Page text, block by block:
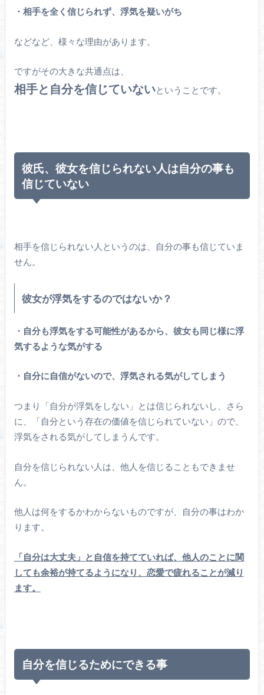
・相手を全く信じられず、浮気を疑いがち
などなど、様々な理由があります。
ですがその大きな共通点は、
相手と自分を信じていないということです。
彼氏、彼女を信じられない人は自分の事も
信じていない
相手を信じられない人というのは、自分の事も信じていま
せん。
彼女が浮気をするのではないか？
・自分も浮気をする可能性があるから、彼女も同じ様に浮
気するような気がする
・自分に自信がないので、浮気される気がしてしまう
つまり「自分が浮気をしない」とは信じられないし、さら
に、「自分という存在の価値を信じられていない」ので、
浮気をされる気がしてしまうんです。
自分を信じられない人は、他人を信じることもできませ
ん。
他人は何をするかわからないものですが、自分の事はわか
ります。
「自分は大丈夫」と自信を持てていれば、他人のことに関
しても余裕が持てるようになり、恋愛で疲れることが減り
ます。
自分を信じるためにできる事